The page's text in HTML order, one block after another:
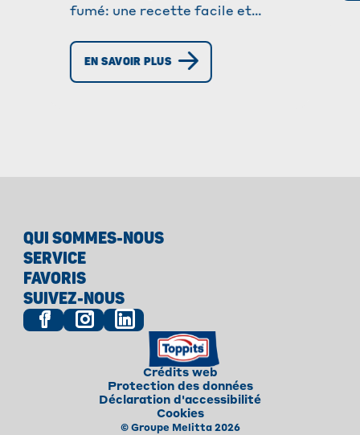
fumé: une recette facile et
vos convives.
EN SAVOIR PLUS
QUI SOMMES-NOUS
SERVICE
FAVORIS
SUIVEZ-NOUS
© Groupe Melitta 2026
Crédits web
Protection des données
Déclaration d'accessibilité
Cookies